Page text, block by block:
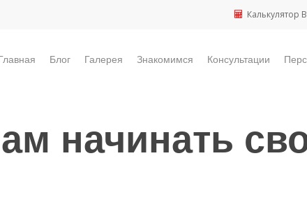
Калькулятор
Блог Галерея Знакомимся Консультации
начинать